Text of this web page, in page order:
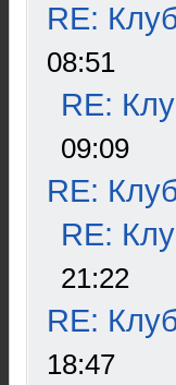
RE:
08:51
RE:
09:09
RE:
RE:
21:22
RE:
18:47